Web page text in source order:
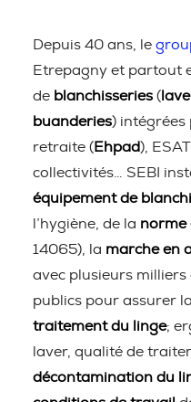
Depuis 40 ans, le
Etrepagny et partout
de blanchisseries (
buanderies) intégrées
retraite (Ehpad),
collectivités… SEBI
équipement de
l’hygiène, de la norme
14065), la marche en
avec plusieurs milliers
publics pour assurer
traitement du linge;
laver, qualité de
décontamination du